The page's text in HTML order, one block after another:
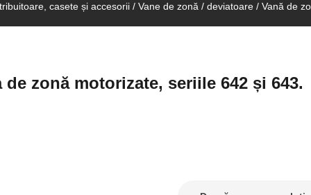
casete și accesorii / Vane de zonă / deviatoare / Vană de
zonă motorizate, seriile 642 și 643.